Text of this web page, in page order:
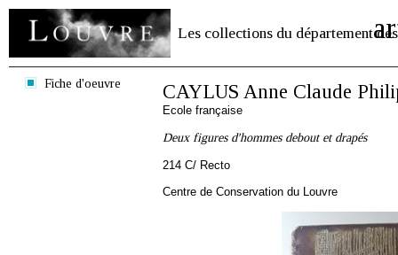
Les collections du département des
Fiche d'oeuvre CAYLUS Anne Claude
Ecole française
Deux figures d'hommes debout et drapés
214 C/ Recto
Centre de Conservation du Louvre